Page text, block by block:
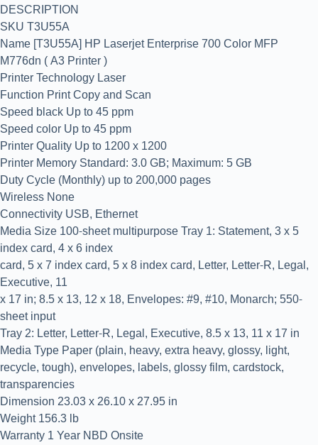
DESCRIPTION
SKU T3U55A
Name [T3U55A] HP Laserjet Enterprise 700 Color MFP
M776dn ( A3 Printer )
Printer Technology Laser
Function Print Copy and Scan
Speed black Up to 45 ppm
Speed color Up to 45 ppm
Printer Quality Up to 1200 x 1200
Printer Memory Standard: 3.0 GB; Maximum: 5 GB
Duty Cycle (Monthly) up to 200,000 pages
Wireless None
Connectivity USB, Ethernet
Media Size 100-sheet multipurpose Tray 1: Statement, 3 x 5
index card, 4 x 6 index
card, 5 x 7 index card, 5 x 8 index card, Letter, Letter-R, Legal,
Executive, 11
x 17 in; 8.5 x 13, 12 x 18, Envelopes: #9, #10, Monarch; 550-
sheet input
Tray 2: Letter, Letter-R, Legal, Executive, 8.5 x 13, 11 x 17 in
Media Type Paper (plain, heavy, extra heavy, glossy, light,
recycle, tough), envelopes, labels, glossy film, cardstock,
transparencies
Dimension 23.03 x 26.10 x 27.95 in
Weight 156.3 lb
Warranty 1 Year NBD Onsite